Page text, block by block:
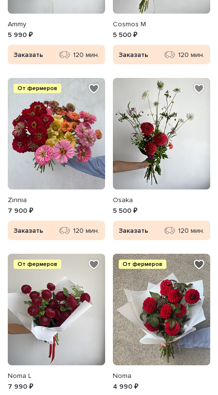
Ammy
5 990 ₽
Заказать 120 мин.
Cosmos M
5 500 ₽
Заказать 120 мин.
От фермеров
Zinnia
7 900 ₽
Заказать 120 мин.
Osaka
5 500 ₽
Заказать 120 мин.
От фермеров
Noma L
7 990 ₽
От фермеров
Noma
4 990 ₽